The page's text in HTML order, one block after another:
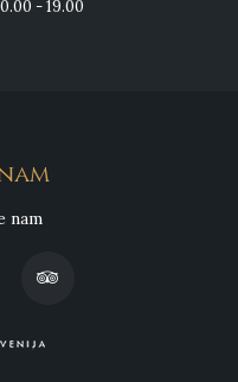
- 19.00
nam